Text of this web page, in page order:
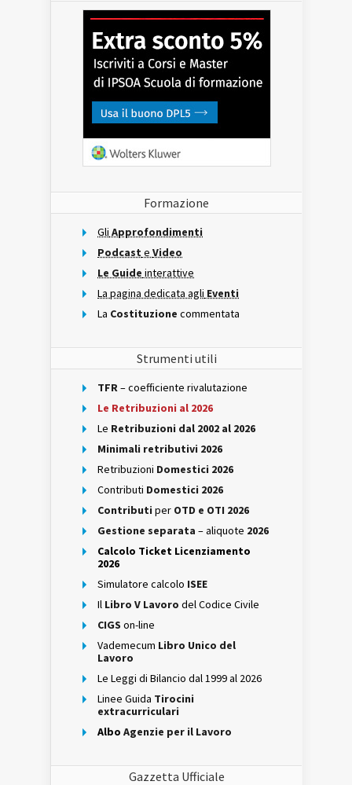
Formazione
Gli Approfondimenti
Podcast e Video
Le Guide interattive
La pagina dedicata agli Eventi
La Costituzione commentata
Strumenti utili
TFR– coefficiente rivalutazione
Le Retribuzioni al 2026
Le Retribuzioni dal 2002 al 2026
Minimali retributivi 2026
Retribuzioni Domestici 2026
Contributi Domestici 2026
Contributi per OTD e OTI 2026
Gestione separata – aliquote 2026
Calcolo Ticket Licenziamento
2026
Simulatore calcolo ISEE
Il Libro V Lavoro del Codice Civile
CIGS on-line
Vademecum Libro Unico del
Lavoro
Le Leggi di Bilancio dal 1999 al 2026
Linee Guida Tirocini
extracurriculari
Albo Agenzie per il Lavoro
Gazzetta Ufficiale